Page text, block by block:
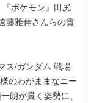
ポケモン』田尻
藤雅伸さんらの貴
/ガンダム 戦場
のわがままなニー
朗が貫く姿勢に、